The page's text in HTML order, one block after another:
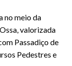
no meio da
valorizada
Passadiço de
Pedestres e